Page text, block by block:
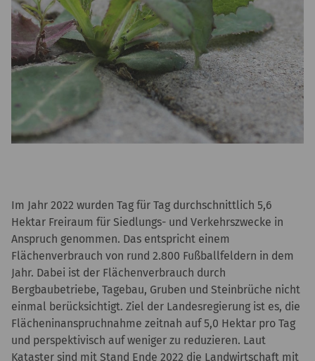
Im Jahr 2022 wurden Tag für Tag durchschnittlich 5,6
Hektar Freiraum für Siedlungs- und Verkehrszwecke in
Anspruch genommen. Das entspricht einem
Flächenverbrauch von rund 2.800 Fußballfeldern in dem
Jahr. Dabei ist der Flächenverbrauch durch
Bergbaubetriebe, Tagebau, Gruben und Steinbrüche nicht
einmal berücksichtigt. Ziel der Landesregierung ist es, die
Flächeninanspruchnahme zeitnah auf 5,0 Hektar pro Tag
und perspektivisch auf weniger zu reduzieren. Laut
Kataster sind mit Stand Ende 2022 die Landwirtschaft mit